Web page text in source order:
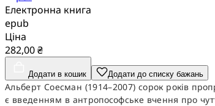
Електронна книга
epub
Ціна
282,00 ₴
Додати в кошик Додати до списку бажань
Альберт Соесман (1914–2007) сорок років
є введенням в антропософське вчення про